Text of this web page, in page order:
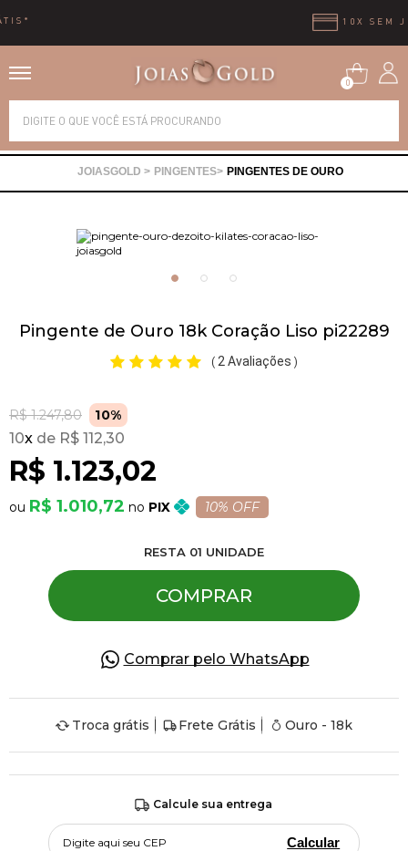
0
PINGENTES PINGENTES DE OURO
Pingente de Ouro 18k Coração Liso pi22289
( 2 Avaliações )
R$ 1.247,80 10%
R$ 1.123,02
10x R$ 112,30
R$ 1.010,72 PIX 10% OFF
RESTA 01 UNIDADE
COMPRAR
Comprar pelo WhatsApp
Troca grátis Frete Grátis Ouro - 18k
Calcule sua entrega
Calcular
Alianças
Brincos
Pingentes
Pulseiras
Piercing
Pedras Preciosas